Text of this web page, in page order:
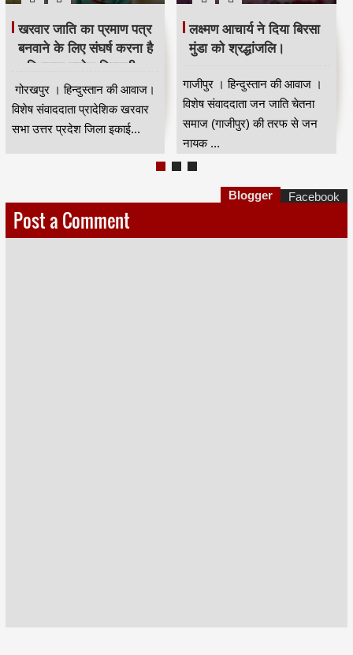
भदंत ज्ञानेश्वर की 88 वीं
जयंती धूम धाम से मनाई गई।
कुशीनगर । हिन्दुस्तान की आवाज।
विषेष संवाददाता भारत रत्न डॉ बाबा
साहेब आंबेडकर के गुरु भा...
मजिंदर खरवार ने संगठन को
मजबूत बनाने की अपील की।
नई दिल्ली से मुंबई के वरिष्ठ पत्रकार
कपिलदेव खरवार की रिपोर्ट।खरवार
वेल्फेयर सोसायटी(रजि) की तरफ से
...
Post a Comment
Blogger Facebook